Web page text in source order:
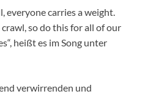
everyone carries a weight.
so do this for all of our
heißt es im Song unter
verwirrenden und